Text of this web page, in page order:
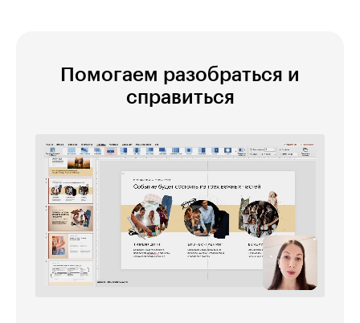
Помогаем разобраться и
справиться